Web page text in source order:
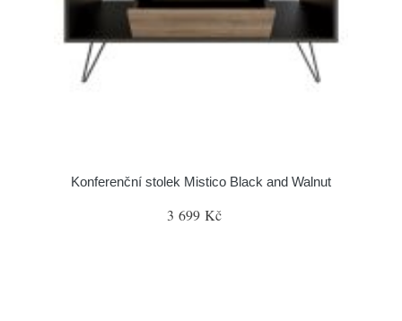
Konferenční stolek Mistico Black and Walnut
3 699 Kč